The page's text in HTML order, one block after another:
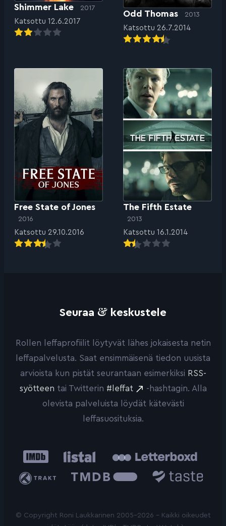
Shimmer Lake 2017
Katsottu 12.6.2017
Odd Thomas 2013
Katsottu 26.7.2014
Free State of Jones
2016
Katsottu 29.10.2016
The Fifth Estate
2013
Katsottu 16.1.2014
Seuraa & keskustele
Rollen leffaprofiilit löytyvät lähes jokaisesta netin
leffapalvelusta. Saat ensimmäisenä tiedon uusista
arvioista kun pistät seurantaan esimerkiksi RSS-
syötteen tai Twitterin #leffat
-hashtagin. Alla
olevista palveluista löydät kätevästi
leffasuosituksia.
IMDb Listal
Trakt
Database
© Copyright Roni Laukkarinen 2005-2026 - Kaikki oikeudet